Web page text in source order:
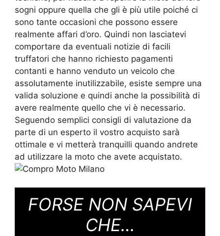
sogni oppure quella che gli è più utile poiché ci
sono tante occasioni che possono essere
realmente affari d’oro. Quindi non lasciatevi
comportare da eventuali notizie di facili
truffatori che hanno richiesto pagamenti
contanti e hanno venduto un veicolo che
assolutamente inutilizzabile, esiste sempre una
valida soluzione e quindi anche la possibilità di
avere realmente quello che vi è necessario.
Seguendo semplici consigli di valutazione da
parte di un esperto il vostro acquisto sarà
ottimale e vi metterà tranquilli quando andrete
ad utilizzare la moto che avete acquistato.
FORSE NON SAPEVI
CHE…